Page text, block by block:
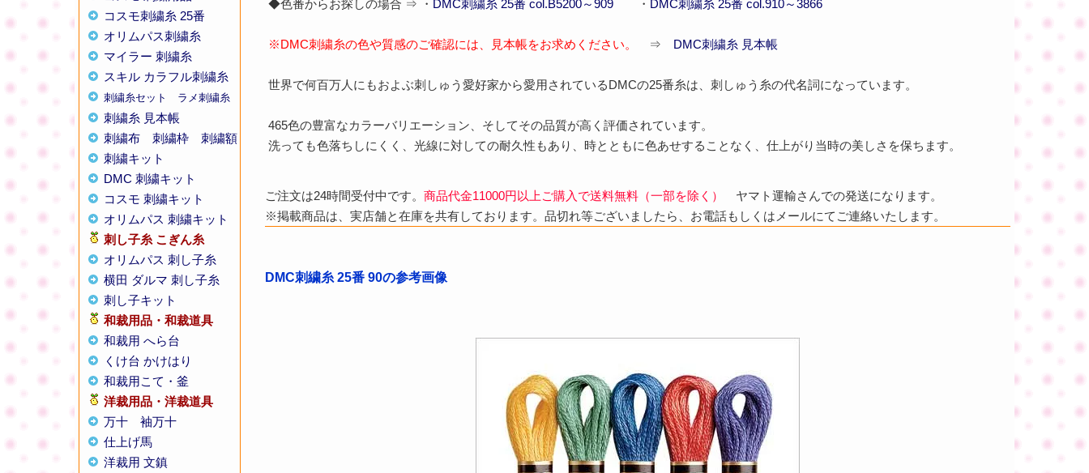
コスモ刺繍糸 25番
オリムパス刺繍糸
マイラー 刺繍糸
スキル カラフル刺繍糸
刺繍糸セット ラメ刺繍糸
刺繍糸 見本帳
刺繍布
刺繍枠
刺繍額
刺繍キット
DMC 刺繍キット
コスモ 刺繍キット
オリムパス 刺繍キット
刺し子糸 こぎん糸
オリムパス 刺し子糸
横田 ダルマ 刺し子糸
刺し子キット
和裁用品・和裁道具
和裁用 へら台
くけ台 かけはり
和裁用こて・釜
洋裁用品・洋裁道具
万十
袖万十
仕上げ馬
洋裁用 文鎮
◆色番からお探しの場合 ⇒ ・ DMC刺繍糸 25番 col.B5200～909・ DMC刺繍糸 25番 col.910～3866
※DMC刺繍糸の色や質感のご確認には、見本帳をお求めください。 ⇒ DMC刺繍糸 見本帳
世界で何百万人にもおよぶ刺しゅう愛好家から愛用されているDMCの25番糸は、刺しゅう糸の代名詞になっています。
465色の豊富なカラーバリエーション、そしてその品質が高く評価されています。
洗っても色落ちしにくく、光線に対しての耐久性もあり、時とともに色あせすることなく、仕上がり当時の美しさを保ちます。
ご注文は24時間受付中です。 商品代金11000円以上ご購入で送料無料（一部を除く）
ヤマト運輸さんでの発送になります。
※掲載商品は、実店舗と在庫を共有しております。品切れ等ございましたら、お電話もしくはメールにてご連絡いたします。
DMC刺繍糸 25番 90の参考画像